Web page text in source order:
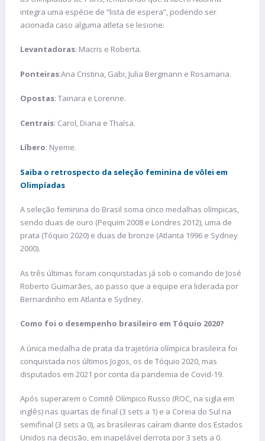
integra uma espécie de “lista de espera”, podendo ser
acionada caso alguma atleta se lesione:
Levantadoras: Macris e Roberta.
Ponteiras:Ana Cristina, Gabi, Julia Bergmann e Rosamaria.
Opostas: Tainara e Lorenne.
Centrais: Carol, Diana e Thaísa.
Líbero: Nyeme.
Saiba o retrospecto da seleção feminina de vôlei em
Olimpíadas
A seleção feminina do Brasil soma cinco medalhas olímpicas,
sendo duas de ouro (Pequim 2008 e Londres 2012), uma de
prata (Tóquio 2020) e duas de bronze (Atlanta 1996 e Sydney
2000).
As três últimas foram conquistadas já sob o comando de José
Roberto Guimarães, ao passo que a equipe era liderada por
Bernardinho em Atlanta e Sydney.
Como foi o desempenho brasileiro em Tóquio 2020?
A única medalha de prata da trajetória olímpica brasileira foi
conquistada nos últimos Jogos, os de Tóquio 2020, mas
disputados em 2021 por conta da pandemia de Covid-19.
Após superarem o Comitê Olímpico Russo (ROC, na sigla em
inglês) nas quartas de final (3 sets a 1) e a Coreia do Sul na
semifinal (3 sets a 0), as brasileiras caíram diante dos Estados
Unidos na decisão, em inapelável derrota por 3 sets a 0.